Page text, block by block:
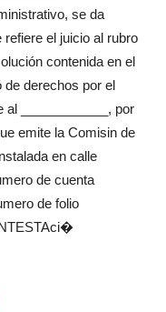
se da
el juicio al rubro
contenida en el
de derechos por el
al ____________, por
emite la Comisin de
en calle
de cuenta
de folio